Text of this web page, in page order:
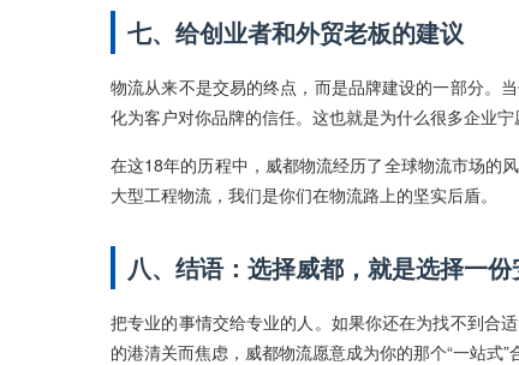
七、给创业者和外贸老板的建议
物流从来不是交易的终点，而是品牌建设的一部分。
化为客户对你品牌的信任。这也就是为什么很多企业
在这18年的历程中，威都物流经历了全球物流市场的
大型工程物流，我们是你们在物流路上的坚实后盾。
八、结语：选择威都，就是选择一
把专业的事情交给专业的人。如果你还在为找不到合
的港清关而焦虑，威都物流愿意成为你的那个“一站式”